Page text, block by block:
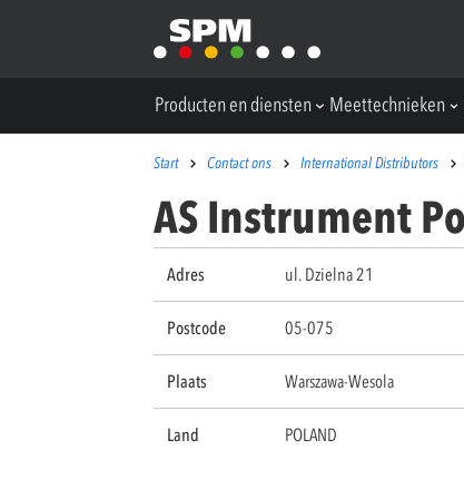
Producten en diensten Meettechnieken
Start Contact ons International Distributors
AS Instrument
Adres ul. Dzielna 21
Postcode 05-075
Plaats Warszawa-Wesola
Land POLAND